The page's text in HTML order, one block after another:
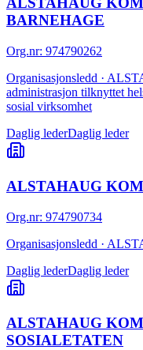
BARNEHAGE
Org.nr: 974790262
Organisasjonsledd ·
administrasjon tilknyttet
sosial virksomhet
Daglig lederDaglig leder
ALSTAHAUG
Org.nr: 974790734
Organisasjonsledd ·
Daglig lederDaglig leder
ALSTAHAUG
SOSIALETATEN